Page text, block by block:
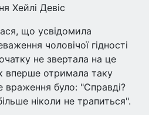
Хейлі Девіс
що усвідомила
чоловічої гідності
не звертала на це
вперше отримала таку
враження було: "Справді?
ніколи не трапиться".